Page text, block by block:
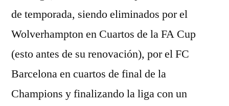
de temporada, siendo eliminados por el
Wolverhampton en Cuartos de la FA Cup
(esto antes de su renovación), por el FC
Barcelona en cuartos de final de la
Champions y finalizando la liga con un